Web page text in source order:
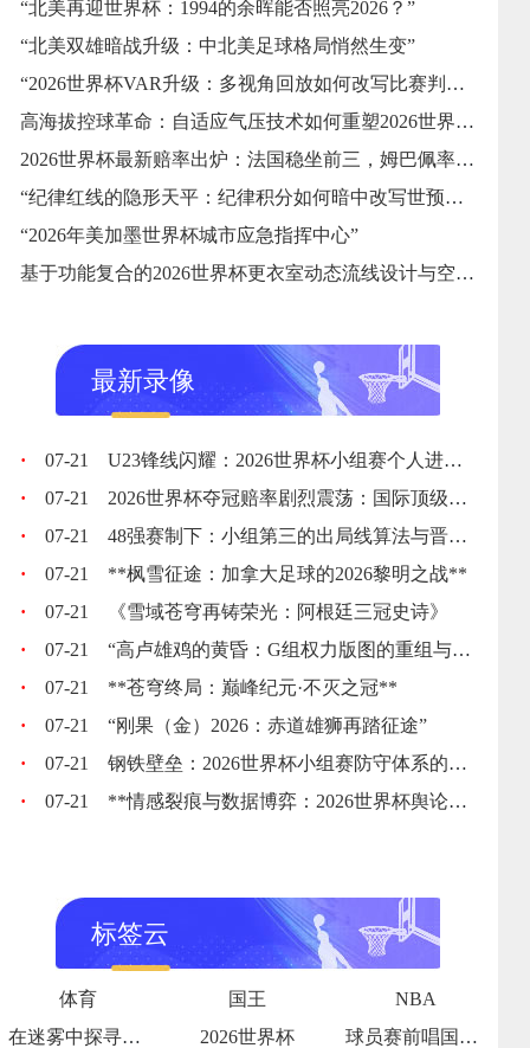
“北美再迎世界杯：1994的余晖能否照亮2026？”
“北美双雄暗战升级：中北美足球格局悄然生变”
“2026世界杯VAR升级：多视角回放如何改写比赛判罚逻辑”
高海拔控球革命：自适应气压技术如何重塑2026世界杯用球标准
2026世界杯最新赔率出炉：法国稳坐前三，姆巴佩率队剑指卫冕
“纪律红线的隐形天平：纪律积分如何暗中改写世预赛出线格局”
“2026年美加墨世界杯城市应急指挥中心”
基于功能复合的2026世界杯更衣室动态流线设计与空间自适应优化策略
最新录像
· 07-21
U23锋线闪耀：2026世界杯小组赛个人进球全记录
·
07-21
2026世界杯夺冠赔率剧烈震荡：国际顶级机构最新榜单出炉
·
07-21
48强赛制下：小组第三的出局线算法与晋级门槛推演
·
07-21
**枫雪征途：加拿大足球的2026黎明之战**
·
07-21
《雪域苍穹再铸荣光：阿根廷三冠史诗》
·
07-21
“高卢雄鸡的黄昏：G组权力版图的重组与裂变”
·
07-21
**苍穹终局：巅峰纪元·不灭之冠**
·
07-21
“刚果（金）2026：赤道雄狮再踏征途”
·
07-21
钢铁壁垒：2026世界杯小组赛防守体系的极致博弈
·
07-21 **情感裂痕与数据博弈：2026世界杯舆论风暴的多维解构**
标签云
体育 国王
NBA
在迷雾中探寻破晓之光
2026世界杯 球员赛前唱国歌泪流满面瞬间